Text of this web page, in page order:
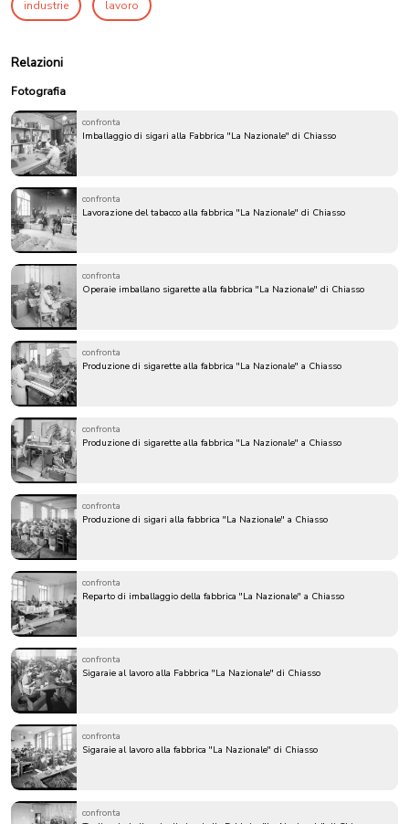
industrie lavoro
Relazioni
Fotografia
confronta
Imballaggio di sigari alla Fabbrica "La Nazionale" di Chiasso
confronta
Lavorazione del tabacco alla fabbrica "La Nazionale" di Chiasso
confronta
Operaie imballano sigarette alla fabbrica "La Nazionale" di Chiasso
confronta
Produzione di sigarette alla fabbrica "La Nazionale" a Chiasso
confronta
Produzione di sigarette alla fabbrica "La Nazionale" a Chiasso
confronta
Produzione di sigari alla fabbrica "La Nazionale" a Chiasso
confronta
Reparto di imballaggio della fabbrica "La Nazionale" a Chiasso
confronta
Sigaraie al lavoro alla Fabbrica "La Nazionale" di Chiasso
confronta
Sigaraie al lavoro alla fabbrica "La Nazionale" di Chiasso
confronta